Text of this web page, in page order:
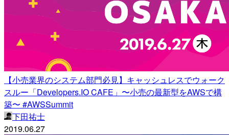
【小売業界のシステム部門必見】キャッシュレスでウォーク
スルー「Developers.IO CAFE」〜小売の最新型をAWSで構
築〜 #AWSSummit
下田祐士
2019.06.27